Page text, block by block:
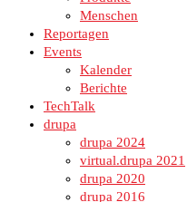
Menschen
Reportagen
Events
Kalender
Berichte
TechTalk
drupa
drupa 2024
virtual.drupa 2021
drupa 2020
drupa 2016